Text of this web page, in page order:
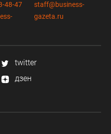
48-47
staff@business-
gazeta.ru
twitter
дзен